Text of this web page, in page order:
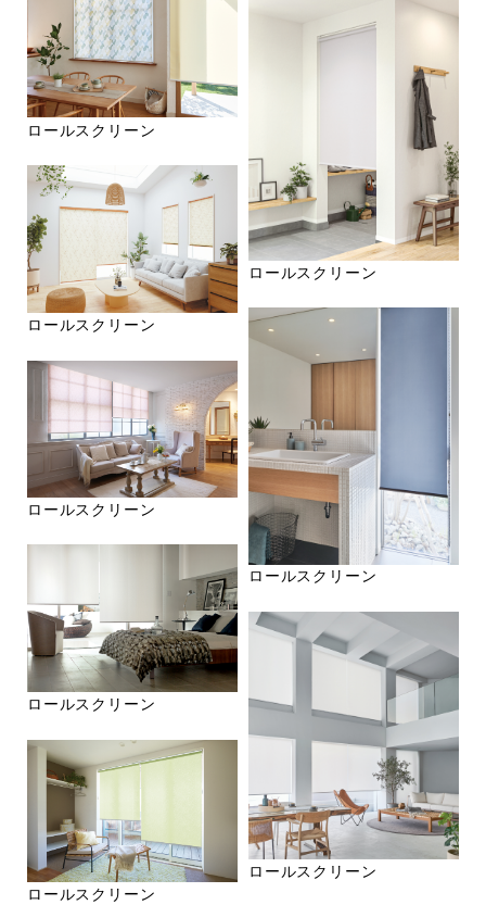
ロールスクリーン
ロールスクリーン
ロールスクリーン
ロールスクリーン
ロールスクリーン
ロールスクリーン
ロールスクリーン
ロールスクリーン